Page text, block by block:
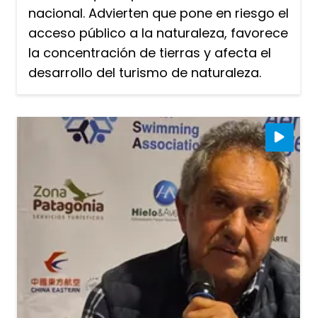
nacional. Advierten que pone en riesgo el
acceso público a la naturaleza, favorece
la concentración de tierras y afecta el
desarrollo del turismo de naturaleza.